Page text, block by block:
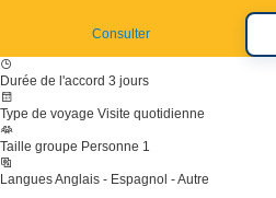
Consulter
Durée de l'accord 3 jours
Type de voyage Visite quotidienne
Taille groupe Personne 1
LanguesAnglais - Espagnol - Autre